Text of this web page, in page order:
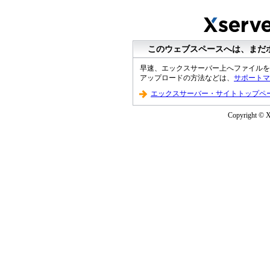
このウェブスペースへは、ま
早速、エックスサーバー上へファイル
アップロードの方法などは、 サポート
エックスサーバー・サイトトップペ
Copyright ©